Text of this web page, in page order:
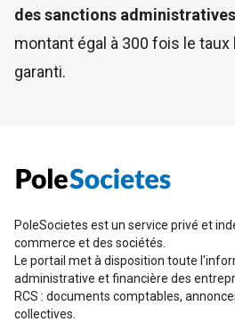
des sanctions administratives
montant égal à 300 fois le
garanti.
PoleSocietes est un service privé et
commerce et des sociétés.
Le portail met à disposition toute
administrative et financière des
RCS : documents comptables,
collectives.